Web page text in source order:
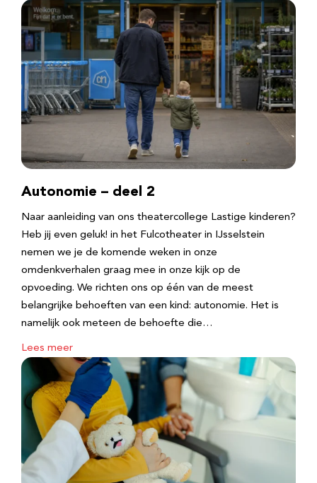
Autonomie – deel 2
Naar aanleiding van ons theatercollege Lastige kinderen?
Heb jij even geluk! in het Fulcotheater in IJsselstein
nemen we je de komende weken in onze
omdenkverhalen graag mee in onze kijk op de
opvoeding. We richten ons op één van de meest
belangrijke behoeften van een kind: autonomie. Het is
namelijk ook meteen de behoefte die…
Lees meer